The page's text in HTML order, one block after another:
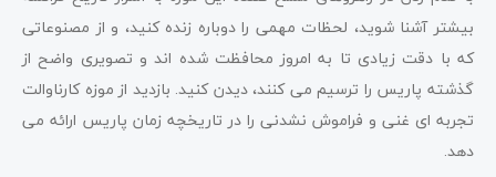
بیشتر آشنا شوید، لحظات مهمی را دوباره زنده کنید، و از مصنوعاتی
که با دقت زیادی تا به امروز محافظت شده اند و تصویری واضح از
گذشته پاریس را ترسیم می کنند، دیدن کنید. بازدید از موزه کارناوالت
تجربه ای غنی و فراموش نشدنی را در تاریخچه زمان پاریس ارائه می
دهد.